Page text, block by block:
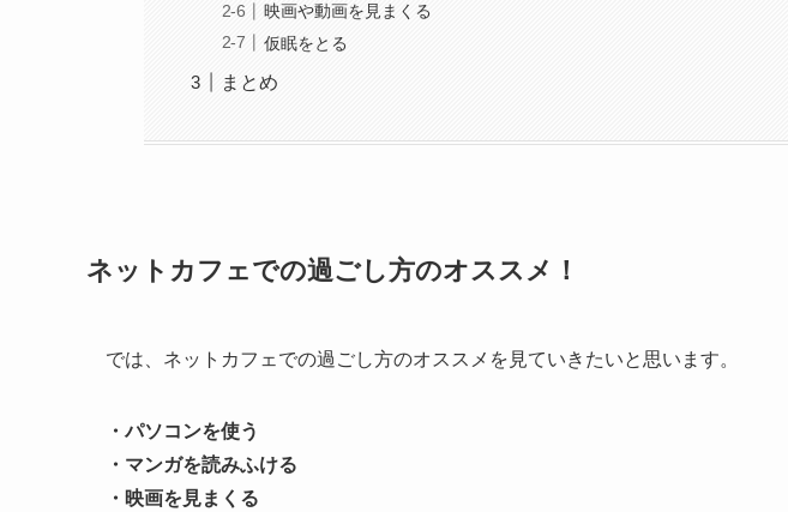
映画や動画を見まくる
仮眠をとる
まとめ
ネットカフェでの過ごし方のオススメ！
では、ネットカフェでの過ごし方のオススメを見ていきたいと思います。
・パソコンを使う
・マンガを読みふける
・映画を見まくる